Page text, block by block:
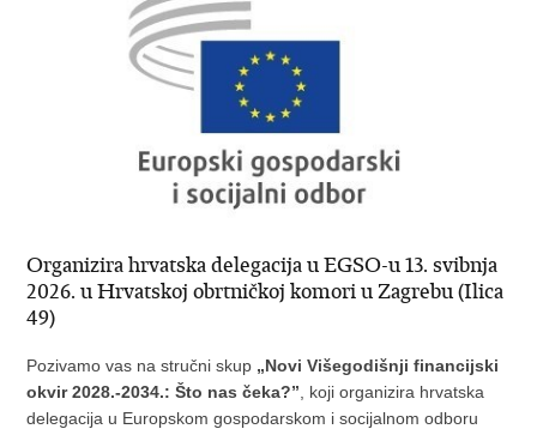
Organizira hrvatska delegacija u EGSO-u 13. svibnja
2026. u Hrvatskoj obrtničkoj komori u Zagrebu (Ilica
49)
Pozivamo vas na stručni skup „Novi Višegodišnji financijski
okvir 2028.-2034.: Što nas čeka?” , koji organizira hrvatska
delegacija u Europskom gospodarskom i socijalnom odboru